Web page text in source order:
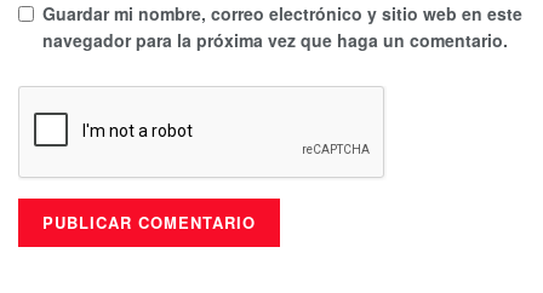
Guardar mi nombre, correo electrónico y sitio web en este
navegador para la próxima vez que haga un comentario.